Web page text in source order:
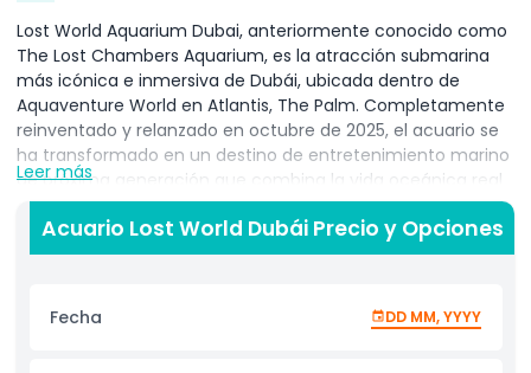
Lost World Aquarium Dubai, anteriormente conocido como
The Lost Chambers Aquarium, es la atracción submarina
más icónica e inmersiva de Dubái, ubicada dentro de
Aquaventure World en Atlantis, The Palm. Completamente
reinventado y relanzado en octubre de 2025, el acuario se
ha transformado en un destino de entretenimiento marino
de próxima generación que combina la vida oceánica real
con tecnología de clase mundial y actuaciones en vivo.
Entra en 14 cámaras inmersivas de temática única, cada
una animada por una combinación extraordinaria de 1.900
altavoces de precisión. Cada sala ofrece una
impresionante experiencia cinematográfica de 360°,
Leer más
Acuario Lost World Dubái Precio y Opciones
Fecha DD MM, YYYY